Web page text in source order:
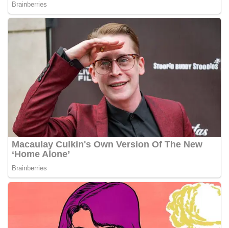
rangka menyambut Hari Ulang Tahun
Kemerdekaan Republik Indonesia yang ke-81,
Bhabinkamtibmas Kelurahan Sunggal, Aiptu
Muliyadi Suraukur, melaksanakan kegiatan
sambang Door to Door System (DDS) kepada
warga di wilayah Kelurahan Sunggal, Kecamatan
Medan Sunggal, pada Rabu (05/08/2026).‎‎Kegiatan
tersebut berlangsung sejak pukul 09.00 WIB
hingga selesai, menyasar rumah-rumah warga di
beberapa lingkungan yang ada di kelurahan
tersebut.‎Sambang Langsung ke Rumah
Warga‎Dalam kegiatan ini, Aiptu Muliyadi
Suraukur mendatangi warga secara langsung dari
rumah ke rumah untuk menjalin silaturahmi
sekaligus menyampaikan pesan-pesan
kamtibmas. Kehadiran petugas disambut baik
oleh warga, yang sebagian besar tengah bersiap
menyambut momentum HUT Kemerdekaan RI
dengan berbagai persiapan di lingkungan
masing-masing.‎Dalam dialog yang berlangsung
akrab, Bhabinkamtibmas menyapa warga,
menanyakan kondisi keamanan dan kenyamanan